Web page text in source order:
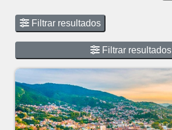
Filtrar resultados
Filtrar resultados